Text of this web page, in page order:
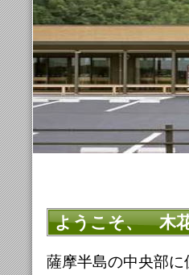
ようこそ、 木
薩摩半島の中央部